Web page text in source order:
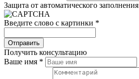
Защита от автоматического заполнения
Введите слово с картинки *
Получить консультацию
Ваше имя *